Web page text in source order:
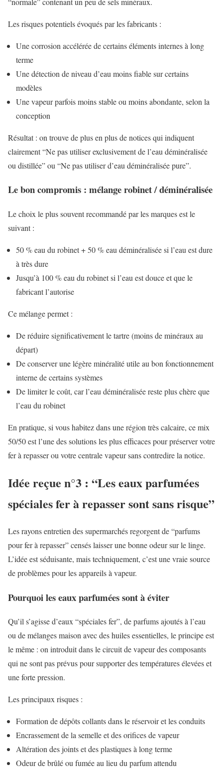
Les risques potentiels évoqués par les fabricants :
Une corrosion accélérée de certains éléments internes à long
terme
Une détection de niveau d’eau moins fiable sur certains
modèles
Une vapeur parfois moins stable ou moins abondante, selon la
conception
Résultat : on trouve de plus en plus de notices qui indiquent
clairement “Ne pas utiliser exclusivement de l’eau déminéralisée
ou distillée” ou “Ne pas utiliser d’eau déminéralisée pure”.
Le bon compromis : mélange robinet / déminéralisée
Le choix le plus souvent recommandé par les marques est le
suivant :
50 % eau du robinet + 50 % eau déminéralisée si l’eau est dure
à très dure
Jusqu’à 100 % eau du robinet si l’eau est douce et que le
fabricant l’autorise
Ce mélange permet :
De réduire significativement le tartre (moins de minéraux au
départ)
De conserver une légère minéralité utile au bon fonctionnement
interne de certains systèmes
De limiter le coût, car l’eau déminéralisée reste plus chère que
l’eau du robinet
En pratique, si vous habitez dans une région très calcaire, ce mix
50/50 est l’une des solutions les plus efficaces pour préserver votre
fer à repasser ou votre centrale vapeur sans contredire la notice.
Idée reçue n°3 : “Les eaux parfumées
spéciales fer à repasser sont sans risque”
Les rayons entretien des supermarchés regorgent de “parfums
pour fer à repasser” censés laisser une bonne odeur sur le linge.
L’idée est séduisante, mais techniquement, c’est une vraie source
de problèmes pour les appareils à vapeur.
Pourquoi les eaux parfumées sont à éviter
Qu’il s’agisse d’eaux “spéciales fer”, de parfums ajoutés à l’eau
ou de mélanges maison avec des huiles essentielles, le principe est
le même : on introduit dans le circuit de vapeur des composants
qui ne sont pas prévus pour supporter des températures élevées et
une forte pression.
Les principaux risques :
Formation de dépôts collants dans le réservoir et les conduits
Encrassement de la semelle et des orifices de vapeur
Altération des joints et des plastiques à long terme
Odeur de brûlé ou fumée au lieu du parfum attendu